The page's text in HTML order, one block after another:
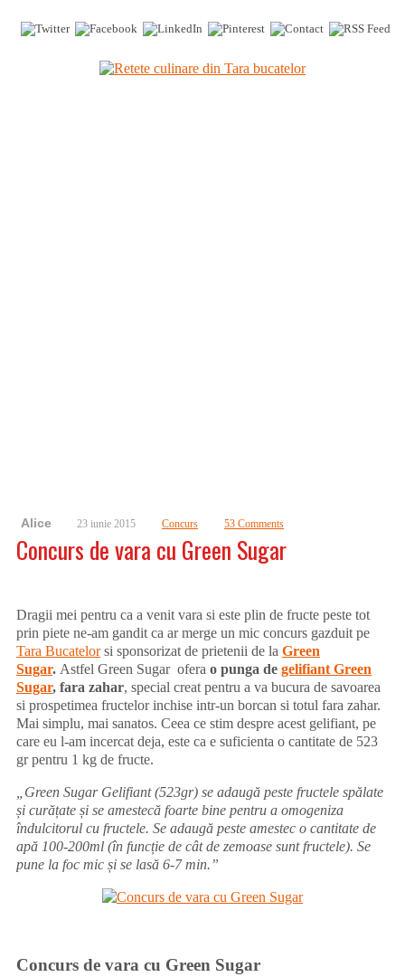
Alice 23 iunie 2015 Concurs 53 Comments
Concurs de vara cu Green Sugar
Dragii mei pentru ca a venit vara si este plin de fructe peste tot
prin piete ne-am gandit ca ar merge un mic concurs gazduit pe
Tara Bucatelorsi sponsorizat de prietenii de la Green
Sugar. Astfel Green Sugar ofera o punga de gelifiant Green
Sugar, fara zahar, special creat pentru a va bucura de savoarea
si prospetimea fructelor inchise intr-un borcan si totul fara zahar.
Mai simplu, mai sanatos. Ceea ce stim despre acest gelifiant, pe
care eu l-am incercat deja, este ca e suficienta o cantitate de 523
gr pentru 1 kg de fructe.
„Green Sugar Gelifiant (523gr) se adaugă peste fructele spălate
și curățate și se amestecă foarte bine pentru a omogeniza
îndulcitorul cu fructele. Se adaugă peste amestec o cantitate de
apă 100-200ml (în funcție de cât de zemoase sunt fructele). Se
pune la foc mic și se lasă 6-7 min.”
Concurs de vara cu Green Sugar